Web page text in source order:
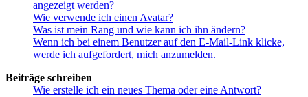
angezeigt werden?
Wie verwende ich einen Avatar?
Was ist mein Rang und wie kann ich ihn ändern?
Wenn ich bei einem Benutzer auf den E-Mail-Link klicke,
werde ich aufgefordert, mich anzumelden.
Beiträge schreiben
Wie erstelle ich ein neues Thema oder eine Antwort?